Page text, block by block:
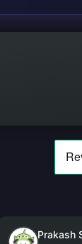
Prakash